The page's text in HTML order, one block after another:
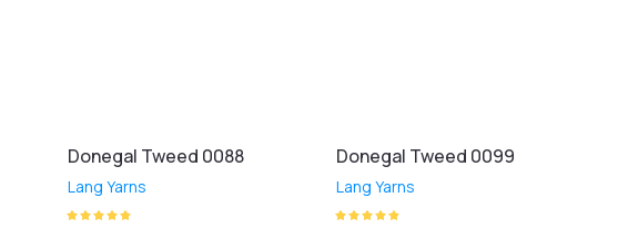
Donegal Tweed 0088
Lang Yarns
Donegal Tweed 0099
Lang Yarns